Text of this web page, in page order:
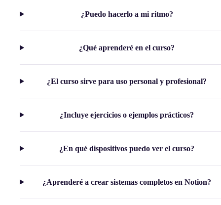
¿Puedo hacerlo a mi ritmo?
¿Qué aprenderé en el curso?
¿El curso sirve para uso personal y profesional?
¿Incluye ejercicios o ejemplos prácticos?
¿En qué dispositivos puedo ver el curso?
¿Aprenderé a crear sistemas completos en Notion?